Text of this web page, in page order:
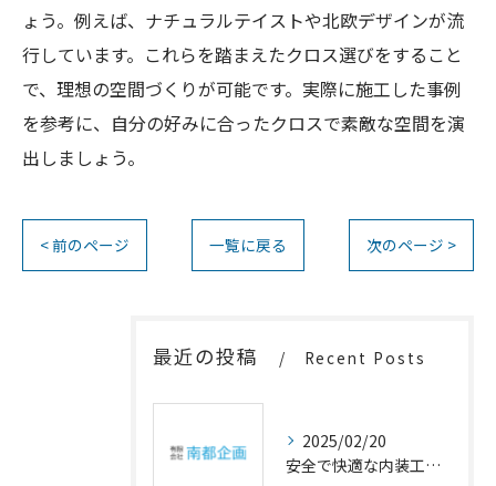
ょう。例えば、ナチュラルテイストや北欧デザインが流
行しています。これらを踏まえたクロス選びをすること
で、理想の空間づくりが可能です。実際に施工した事例
を参考に、自分の好みに合ったクロスで素敵な空間を演
出しましょう。
< 前のページ 一覧に戻る 次のページ >
最近の投稿 Recent Posts
2025/02/20
安全で快適な内装工事の重要性